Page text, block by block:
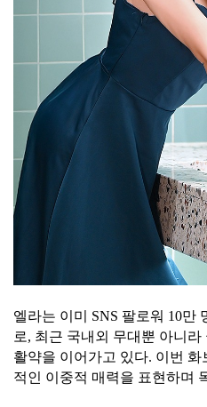
엘라는 이미 SNS 팔로워 10만
로, 최근 국내외 무대뿐 아니
활약을 이어가고 있다. 이번
적인 이중적 매력을 표현하며